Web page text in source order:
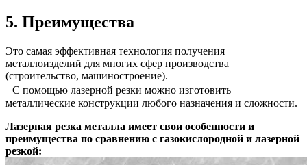
5. Преимущества
Это самая эффективная технология получения
металлоизделий для многих сфер производства
(строительство, машиностроение).
С помощью лазерной резки можно изготовить
металлические конструкции любого назначения и сложности.
Лазерная резка металла имеет свои особенности и
преимущества по сравнению с газокислородной и лазерной
резкой: